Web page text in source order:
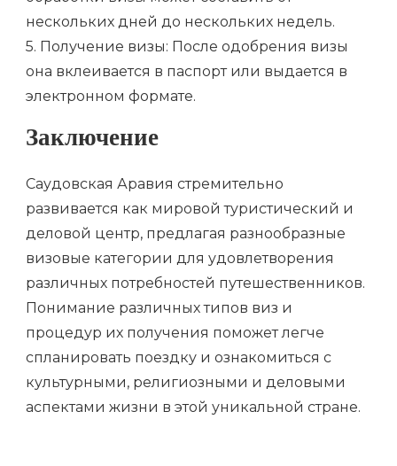
нескольких дней до нескольких недель.
5. Получение визы: После одобрения визы
она вклеивается в паспорт или выдается в
электронном формате.
Заключение
Саудовская Аравия стремительно
развивается как мировой туристический и
деловой центр, предлагая разнообразные
визовые категории для удовлетворения
различных потребностей путешественников.
Понимание различных типов виз и
процедур их получения поможет легче
спланировать поездку и ознакомиться с
культурными, религиозными и деловыми
аспектами жизни в этой уникальной стране.